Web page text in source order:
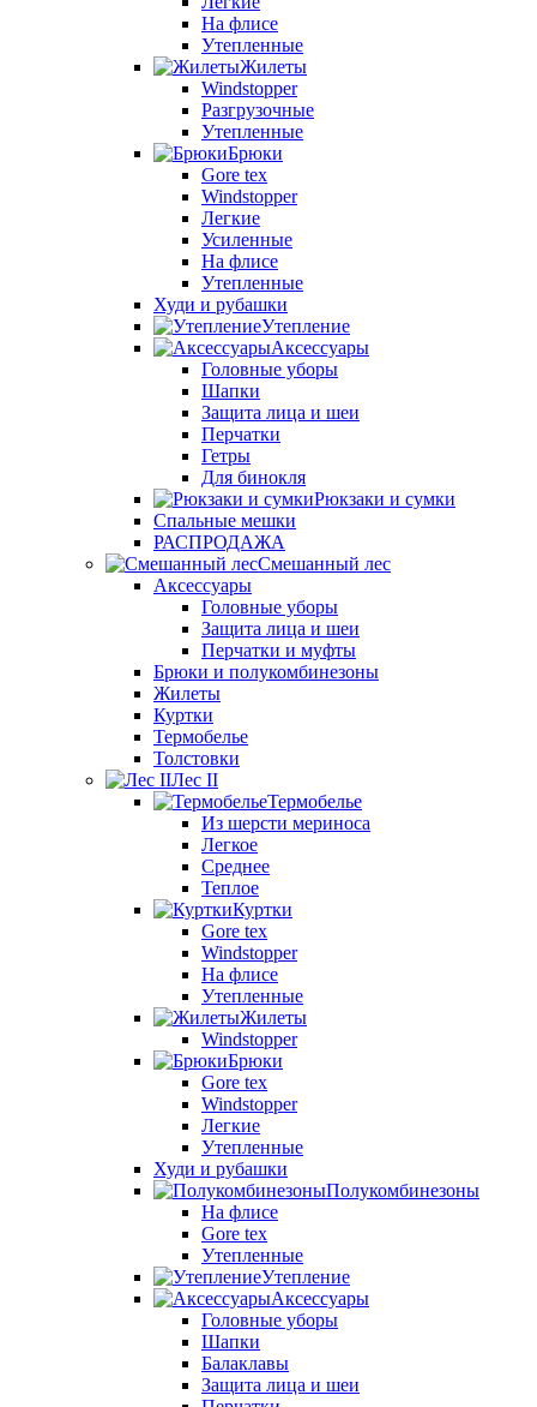
На флисе
Утепленные
Жилеты
Windstopper
Разгрузочные
Утепленные
Брюки
Gore tex
Windstopper
Легкие
Усиленные
На флисе
Утепленные
Худи и рубашки
Утепление
Аксессуары
Головные уборы
Шапки
Защита лица и шеи
Перчатки
Гетры
Для бинокля
Рюкзаки и сумки
Спальные мешки
РАСПРОДАЖА
Смешанный лес
Аксессуары
Головные уборы
Защита лица и шеи
Перчатки и муфты
Брюки и полукомбинезоны
Жилеты
Куртки
Термобелье
Толстовки
Лес II
Термобелье
Из шерсти мериноса
Легкое
Среднее
Теплое
Куртки
Gore tex
Windstopper
На флисе
Утепленные
Жилеты
Windstopper
Брюки
Gore tex
Windstopper
Легкие
Утепленные
Худи и рубашки
Полукомбинезоны
На флисе
Gore tex
Утепленные
Утепление
Аксессуары
Головные уборы
Шапки
Балаклавы
Защита лица и шеи